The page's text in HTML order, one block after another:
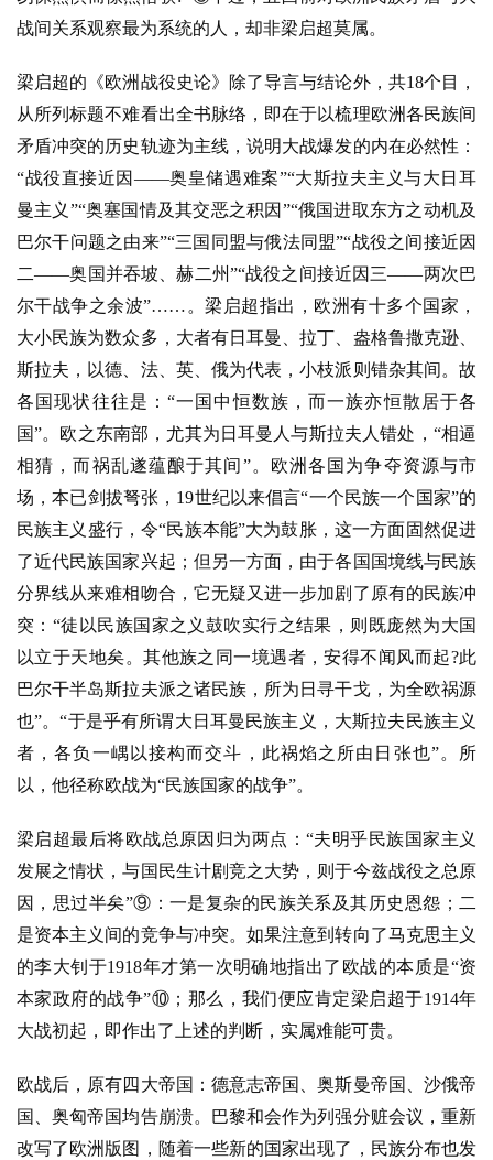
战间关系观察最为系统的人，却非梁启超莫属。
梁启超的《欧洲战役史论》除了导言与结论外，共18个目，
从所列标题不难看出全书脉络，即在于以梳理欧洲各民族间
矛盾冲突的历史轨迹为主线，说明大战爆发的内在必然性：
“战役直接近因——奥皇储遇难案”“大斯拉夫主义与大日耳
曼主义”“奥塞国情及其交恶之积因”“俄国进取东方之动机及
巴尔干问题之由来”“三国同盟与俄法同盟”“战役之间接近因
二——奥国并吞坡、赫二州”“战役之间接近因三——两次巴
尔干战争之余波”……。梁启超指出，欧洲有十多个国家，
大小民族为数众多，大者有日耳曼、拉丁、盎格鲁撒克逊、
斯拉夫，以德、法、英、俄为代表，小枝派则错杂其间。故
各国现状往往是：“一国中恒数族，而一族亦恒散居于各
国”。欧之东南部，尤其为日耳曼人与斯拉夫人错处，“相逼
相猜，而祸乱遂蕴酿于其间”。欧洲各国为争夺资源与市
场，本已剑拔弩张，19世纪以来倡言“一个民族一个国家”的
民族主义盛行，令“民族本能”大为鼓胀，这一方面固然促进
了近代民族国家兴起；但另一方面，由于各国国境线与民族
分界线从来难相吻合，它无疑又进一步加剧了原有的民族冲
突：“徒以民族国家之义鼓吹实行之结果，则既庞然为大国
以立于天地矣。其他族之同一境遇者，安得不闻风而起?此
巴尔干半岛斯拉夫派之诸民族，所为日寻干戈，为全欧祸源
也”。“于是乎有所谓大日耳曼民族主义，大斯拉夫民族主义
者，各负一嵎以接构而交斗，此祸焰之所由日张也”。所
以，他径称欧战为“民族国家的战争”。
梁启超最后将欧战总原因归为两点：“夫明乎民族国家主义
发展之情状，与国民生计剧竞之大势，则于今兹战役之总原
因，思过半矣”⑨：一是复杂的民族关系及其历史恩怨；二
是资本主义间的竞争与冲突。如果注意到转向了马克思主义
的李大钊于1918年才第一次明确地指出了欧战的本质是“资
本家政府的战争”⑩；那么，我们便应肯定梁启超于1914年
大战初起，即作出了上述的判断，实属难能可贵。
欧战后，原有四大帝国：德意志帝国、奥斯曼帝国、沙俄帝
国、奥匈帝国均告崩溃。巴黎和会作为列强分赃会议，重新
改写了欧洲版图，随着一些新的国家出现了，民族分布也发